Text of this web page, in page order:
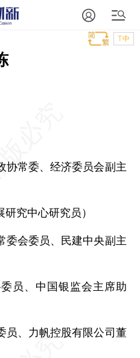
T中
协常委、经济委员会副主
研究中心研究员）
委会委员、民建中央副主
员、中国银监会主席助
员、力帆控股有限公司董